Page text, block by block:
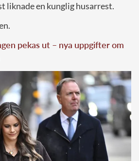
liknade en kunglig husarrest.
pekas ut – nya uppgifter om